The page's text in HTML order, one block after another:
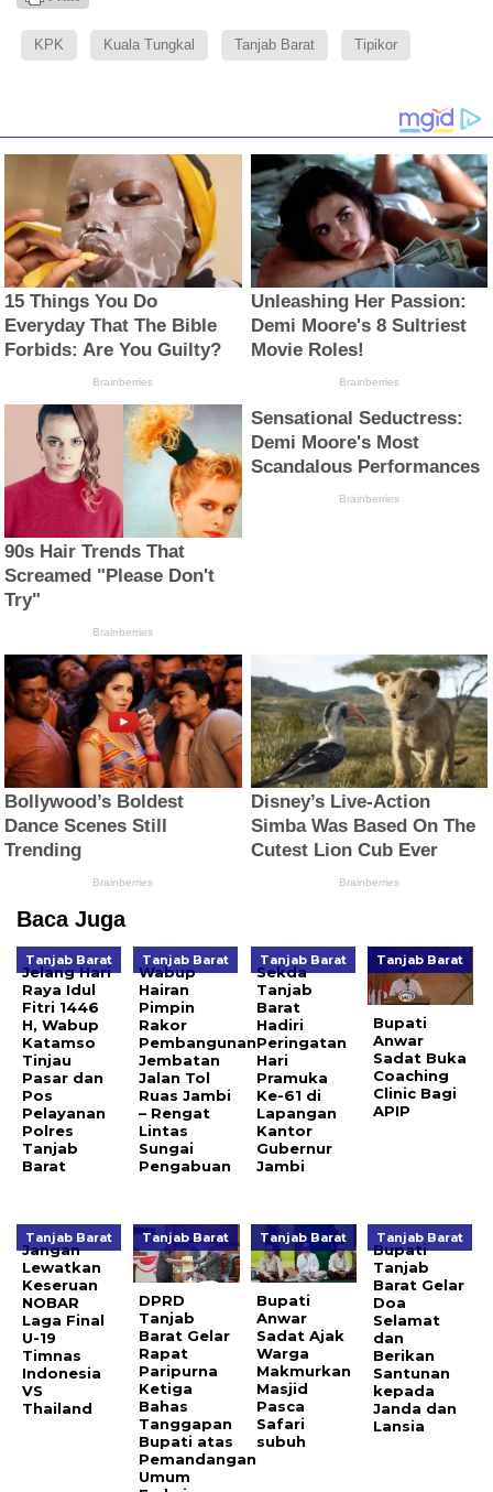
KPK Kuala Tungkal Tanjab Barat Tipikor
Baca Juga
Tanjab Barat
Jelang Hari
Raya Idul
Fitri 1446
H, Wabup
Katamso
Tinjau
Pasar dan
Pos
Pelayanan
Polres
Tanjab
Barat
Tanjab Barat
Wabup
Hairan
Pimpin
Rakor
Pembangunan
Jembatan
Jalan Tol
Ruas Jambi
– Rengat
Lintas
Sungai
Pengabuan
Tanjab Barat
Sekda
Tanjab
Barat
Hadiri
Peringatan
Hari
Pramuka
Ke-61 di
Lapangan
Kantor
Gubernur
Jambi
Tanjab Barat
Bupati
Anwar
Sadat Buka
Coaching
Clinic Bagi
APIP
Tanjab Barat
Jangan
Lewatkan
Keseruan
NOBAR
Laga Final
U-19
Timnas
Indonesia
VS
Thailand
Tanjab Barat
DPRD
Tanjab
Barat Gelar
Rapat
Paripurna
Ketiga
Bahas
Tanggapan
Bupati atas
Pemandangan
Umum
Tanjab Barat
Bupati
Anwar
Sadat Ajak
Warga
Makmurkan
Masjid
Pasca
Safari
subuh
Tanjab Barat
Bupati
Tanjab
Barat Gelar
Doa
Selamat
dan
Berikan
Santunan
kepada
Janda dan
Lansia